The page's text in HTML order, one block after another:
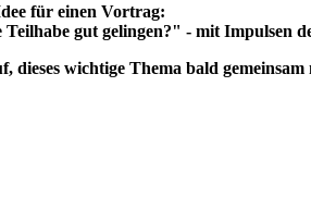
für einen Vortrag:
gut gelingen?" - mit Impulsen
dieses wichtige Thema bald